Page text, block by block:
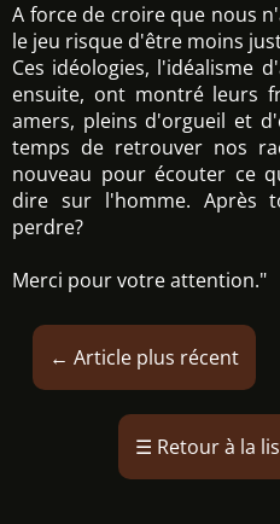
A force de croire que nous
le jeu risque d'être moins
Ces idéologies, l'idéalisme
ensuite, ont montré leurs
amers, pleins d'orgueil et
temps de retrouver nos
nouveau pour écouter ce
dire sur l'homme. Après
perdre?
Merci pour votre attention."
← Article plus récent
☰ Retour à la